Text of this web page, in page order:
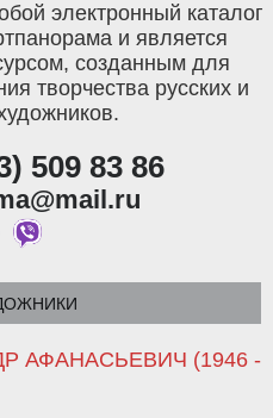
электронный каталог
и является
созданным для
творчества русских и
509 83 86
АФАНАСЬЕВИЧ (1946 -